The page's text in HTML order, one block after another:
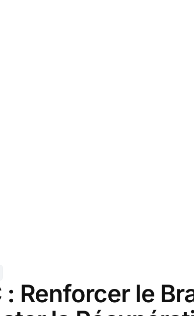
Renforcer le